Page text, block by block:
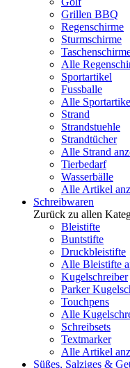
Grillen BBQ
Regenschirme
Sturmschirme
Alle
Sportartikel
Fussballe
Alle
Strand
Strandstuehle
Strandtücher
Alle Strand
Tierbedarf
Wasserbälle
Alle Artikel
Schreibwaren
Zurück zu allen
Bleistifte
Buntstifte
Druckbleistifte
Alle Bleistifte
Kugelschreiber
Parker
Touchpens
Alle
Schreibsets
Textmarker
Alle Artikel
Süßes, Salziges &